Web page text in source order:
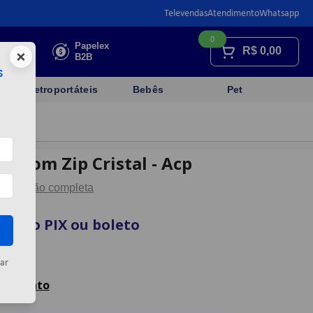
TelevendasAtendimentoWhatsapp
Faça sua
cotação
Papelex
B2B
R$ 0,00
0
Eletroportáteis Bebês Pet
Com Zip Cristal - Acp
Descrição completa
no PIX ou boleto
×